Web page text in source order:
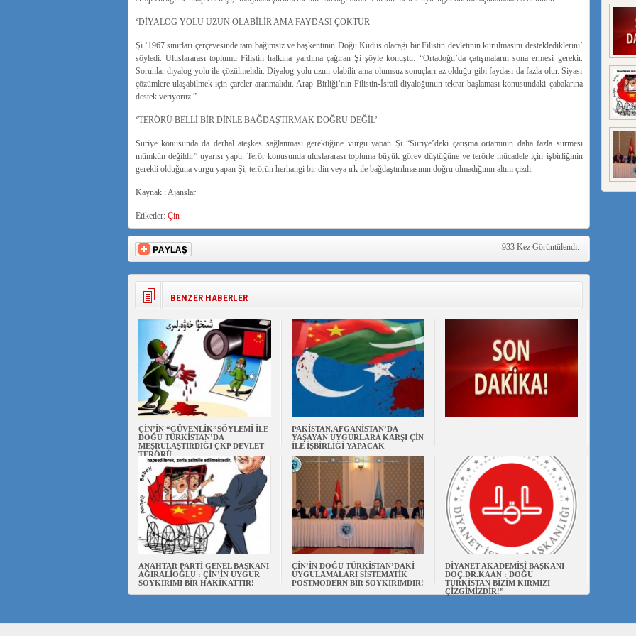
‘DİYALOG YOLU UZUN OLABİLİR AMA FAYDASI ÇOKTUR
Şi ‘1967 sınırları çerçevesinde tam bağımsız ve başkentinin Doğu Kudüs olacağı bir Filistin devletinin kurulmasını desteklediklerini’
söyledi. Uluslararası toplumu Filistin halkına yardıma çağıran Şi şöyle konuştu: “Ortadoğu’da çatışmaların sona ermesi gerekir.
Sorunlar diyalog yolu ile çözülmelidir. Diyalog yolu uzun olabilir ama olumsuz sonuçları az olduğu gibi faydası da fazla olur. Siyasi
çözümlere ulaşabilmek için çareler aranmalıdır. Arap Birliği’nin Filistin-İsrail diyaloğunun tekrar başlaması konusundaki çabalarına
destek veriyoruz.”
‘TERÖRÜ BELLİ BİR DİNLE BAĞDAŞTIRMAK DOĞRU DEĞİL’
Suriye konusunda da derhal ateşkes sağlanması gerektiğine vurgu yapan Şi “Suriye’deki çatışma ortamının daha fazla sürmesi
mümkün değildir” uyarısı yaptı. Terör konusunda uluslararası topluma büyük görev düştüğüne ve terörle mücadele için işbirliğinin
gerekli olduğuna vurgu yapan Şi, terörün herhangi bir din veya ırk ile bağdaştırılmasının doğru olmadığının altını çizdi.
Kaynak : Ajanslar
Etiketler: Çin
933 Kez Görüntülendi.
BENZER HABERLER
ÇİN’İN “GÜVENLİK”SÖYLEMİ İLE
DOĞU TÜRKİSTAN’DA
MEŞRULAŞTIRDIĞI ÇKP DEVLET
TERÖRÜ
PAKİSTAN,AFGANİSTAN’DA
YAŞAYAN UYGURLARA KARŞI ÇİN
İLE İŞBİRLİĞİ YAPACAK
ANAHTAR PARTİ GENEL BAŞKANI
AĞIRALİOĞLU : ÇİN’İN UYGUR
SOYKIRIMI BİR HAKİKATTIR!
ÇİN’İN DOĞU TÜRKİSTAN’DAKİ
UYGULAMALARI SİSTEMATİK
POSTMODERN BİR SOYKIRIMDIR!
DİYANET AKADEMİSİ BAŞKANI
DOÇ.DR.KAAN : DOĞU
TÜRKİSTAN BİZİM KIRMIZI
ÇİZGİMİZDİR!”